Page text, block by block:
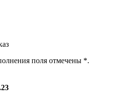
поля отмечены *.